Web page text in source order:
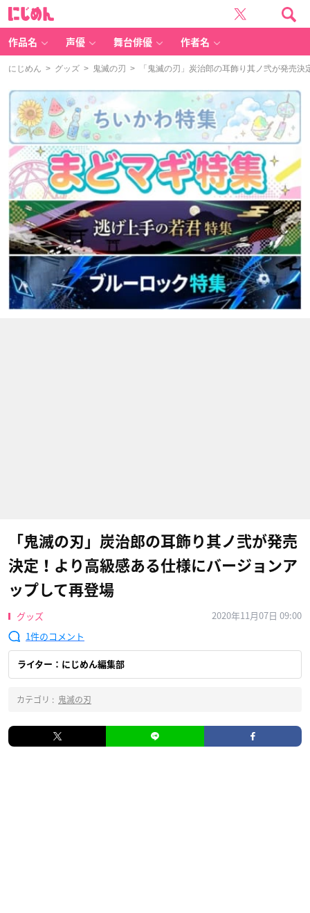
作品名 声優 舞台俳優 作者名
にじめん > グッズ > 鬼滅の刃 > 「鬼滅の刃」炭治郎の耳飾り其ノ弐が発売決
「鬼滅の刃」炭治郎の耳飾り其ノ弐が発売
決定！より高級感ある仕様にバージョンア
ップして再登場
グッズ
2020年11月07日 09:00
1
ライター：にじめん編集部
カテゴリ : 鬼滅の刃